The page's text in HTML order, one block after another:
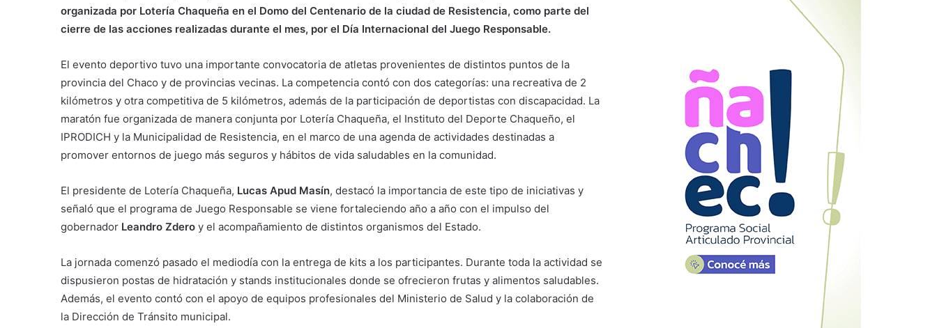
organizada por Lotería Chaqueña en el Domo del Centenario de la ciudad de Resistencia, como parte del
cierre de las acciones realizadas durante el mes, por el Día Internacional del Juego Responsable.
El evento deportivo tuvo una importante convocatoria de atletas provenientes de distintos puntos de la
provincia del Chaco y de provincias vecinas. La competencia contó con dos categorías: una recreativa de 2
kilómetros y otra competitiva de 5 kilómetros, además de la participación de deportistas con discapacidad. La
maratón fue organizada de manera conjunta por Lotería Chaqueña, el Instituto del Deporte Chaqueño, el
IPRODICH y la Municipalidad de Resistencia, en el marco de una agenda de actividades destinadas a
promover entornos de juego más seguros y hábitos de vida saludables en la comunidad.
El presidente de Lotería Chaqueña, Lucas Apud Masín, destacó la importancia de este tipo de iniciativas y
señaló que el programa de Juego Responsable se viene fortaleciendo año a año con el impulso del
gobernador Leandro Zdero y el acompañamiento de distintos organismos del Estado.
La jornada comenzó pasado el mediodía con la entrega de kits a los participantes. Durante toda la actividad se
dispusieron postas de hidratación y stands institucionales donde se ofrecieron frutas y alimentos saludables.
Además, el evento contó con el apoyo de equipos profesionales del Ministerio de Salud y la colaboración de
la Dirección de Tránsito municipal.